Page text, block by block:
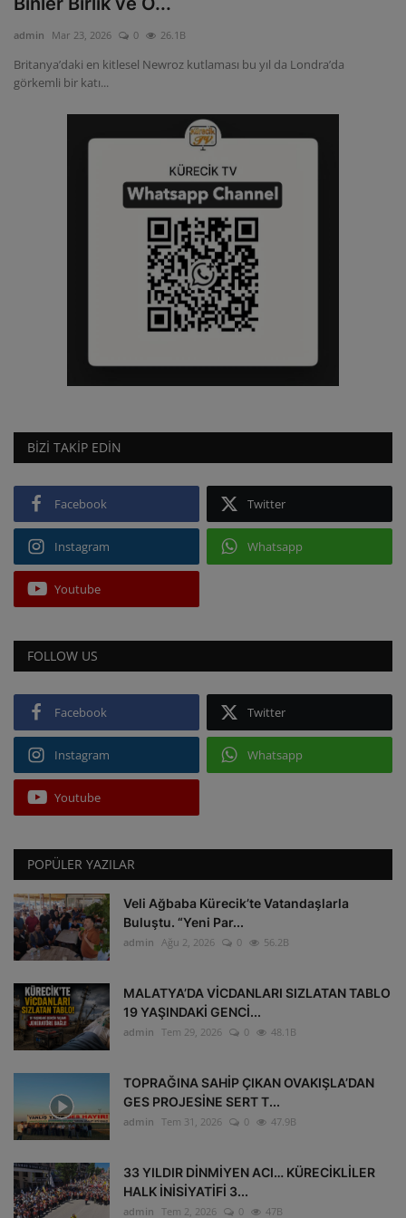
ULUSLARARASI
SAĞLIK VE YAŞAM TARZI
admin Mar 23, 2026 0 26.1B
Britanya’daki en kitlesel Newroz kutlaması bu yıl da Londra’da
görkemli bir katı...
BIZI TAKIP EDIN
Facebook Twitter
Instagram Whatsapp
Youtube
FOLLOW US
Facebook Twitter
Instagram Whatsapp
Youtube
POPÜLER YAZILAR
Veli Ağbaba Kürecik’te Vatandaşlarla
Buluştu. “Yeni Par...
admin Ağu 2, 2026 0 56.2B
MALATYA’DA VİCDANLARI SIZLATAN TABLO
19 YAŞINDAKİ GENCİ...
admin Tem 29, 2026 0 48.1B
TOPRAĞINA SAHİP ÇIKAN OVAKIŞLA’DAN
GES PROJESİNE SERT T...
admin Tem 31, 2026 0 47.9B
33 YILDIR DİNMİYEN ACI… KÜRECİKLİLER
HALK İNİSİYATİFİ 3...
admin Tem 2, 2026 0 47B